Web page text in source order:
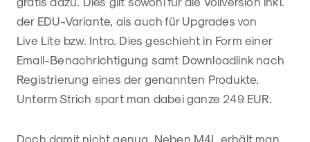
der EDU-Variante, als auch für Upgrades von
Live Lite bzw. Intro. Dies geschieht in Form einer
Email-Benachrichtigung samt Downloadlink nach
Registrierung eines der genannten Produkte.
Unterm Strich spart man dabei ganze 249 EUR.
Doch damit nicht genug. Neben M4L erhält man